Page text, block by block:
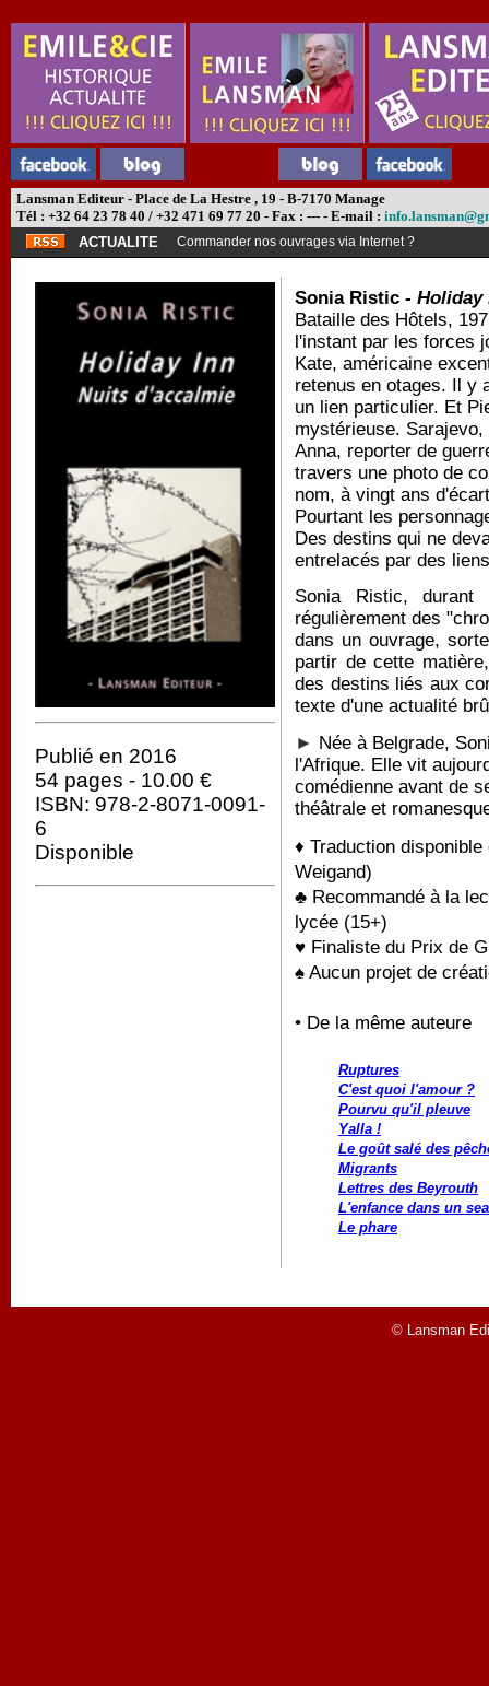
Lansman Editeur - Place de La Hestre , 19 - B-7170 Manage
Tél : +32 64 23 78 40 / +32 471 69 77 20 - Fax : --- - E-mail :
ACTUALITE
Commander nos ouvrages via Internet ?
Publié en 2016
54 pages - 10.00 €
ISBN: 978-2-8071-0091-
6
Disponible
Sonia Ristic - Holiday
Bataille des Hôtels,
l'instant par les forces
Kate, américaine
retenus en otages. Il y
un lien particulier. Et
mystérieuse.
Anna, reporter de
travers une photo de
nom, à vingt ans
Pourtant les
Des destins qui ne
entrelacés par des
Sonia Ristic, durant
régulièrement des
dans un ouvrage,
partir de cette
des destins liés aux
texte d'une actualité
► Née à Belgrade,
l'Afrique. Elle vit
comédienne avant de
théâtrale et
♦ Traduction
Weigand)
♣ Recommandé à la
lycée (15+)
♥ Finaliste du Prix de
♠ Aucun projet de
• De la même auteure
Ruptures
C'est quoi l'amour ?
Pourvu qu'il pleuve
Yalla !
Le goût salé des
Migrants
Lettres des Beyrouth
L'enfance dans un
Le phare
© Lansman